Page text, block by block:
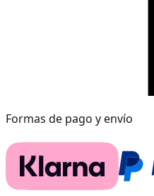
Formas de pago y envío